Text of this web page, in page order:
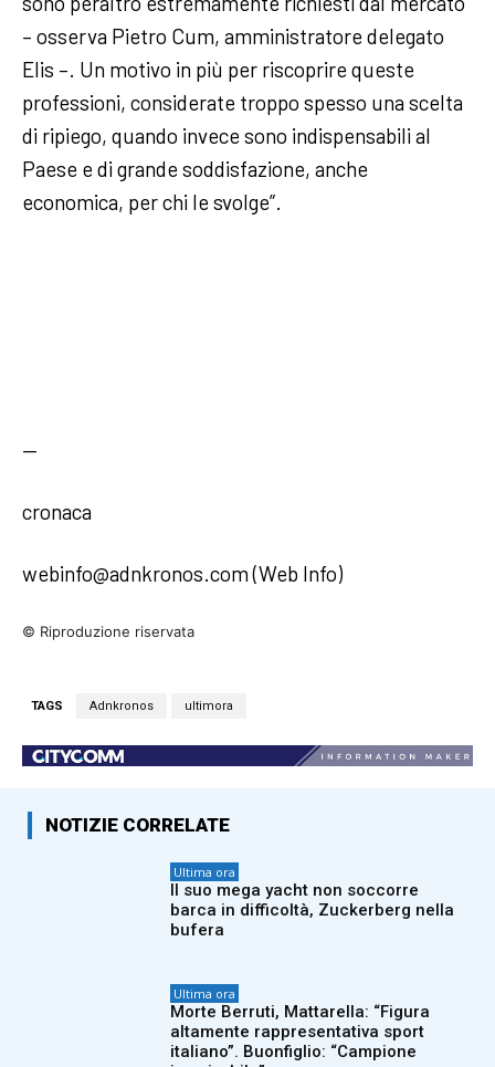
– osserva Pietro Cum, amministratore delegato
Elis –. Un motivo in più per riscoprire queste
professioni, considerate troppo spesso una scelta
di ripiego, quando invece sono indispensabili al
Paese e di grande soddisfazione, anche
economica, per chi le svolge”.
—
cronaca
webinfo@adnkronos.com (Web Info)
© Riproduzione riservata
TAGS Adnkronos ultimora
NOTIZIE CORRELATE
Ultima ora
Il suo mega yacht non soccorre
barca in difficoltà, Zuckerberg nella
bufera
Ultima ora
Morte Berruti, Mattarella: “Figura
altamente rappresentativa sport
italiano”. Buonfiglio: “Campione